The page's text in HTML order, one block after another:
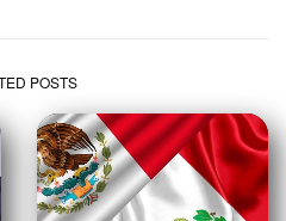
POSTS